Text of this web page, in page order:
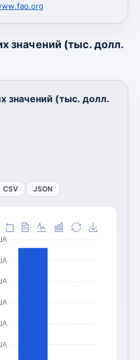
значений (тыс. долл.
значений (тыс. долл.
CSV JSON